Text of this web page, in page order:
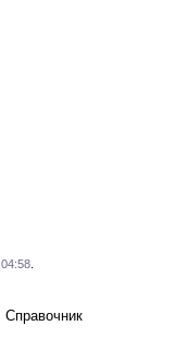
04:58.
Справочник